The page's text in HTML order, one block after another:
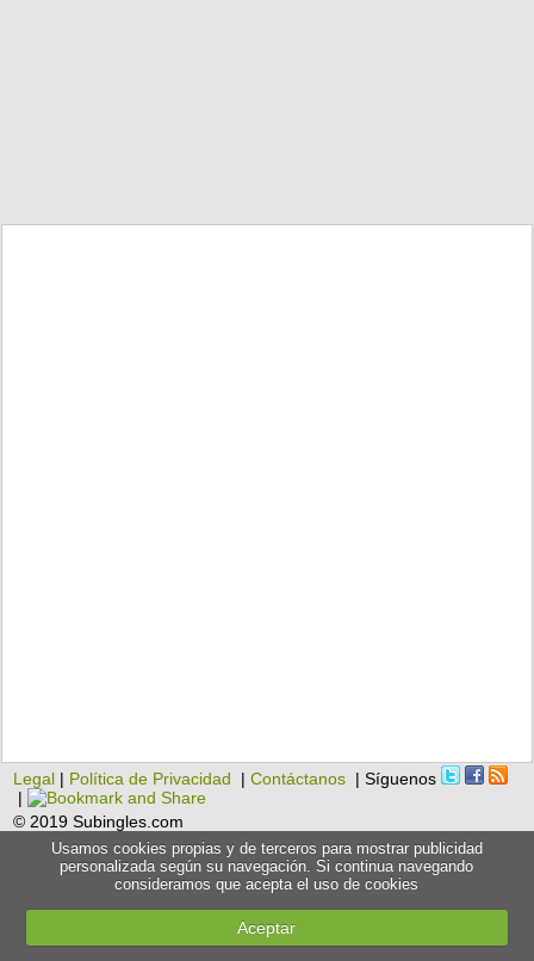
Legal | Política de Privacidad |Contáctanos | Síguenos
|
© 2019 Subingles.com
Usamos cookies propias y de terceros para mostrar publicidad
personalizada según su navegación. Si continua navegando
consideramos que acepta el uso de cookies
Aceptar